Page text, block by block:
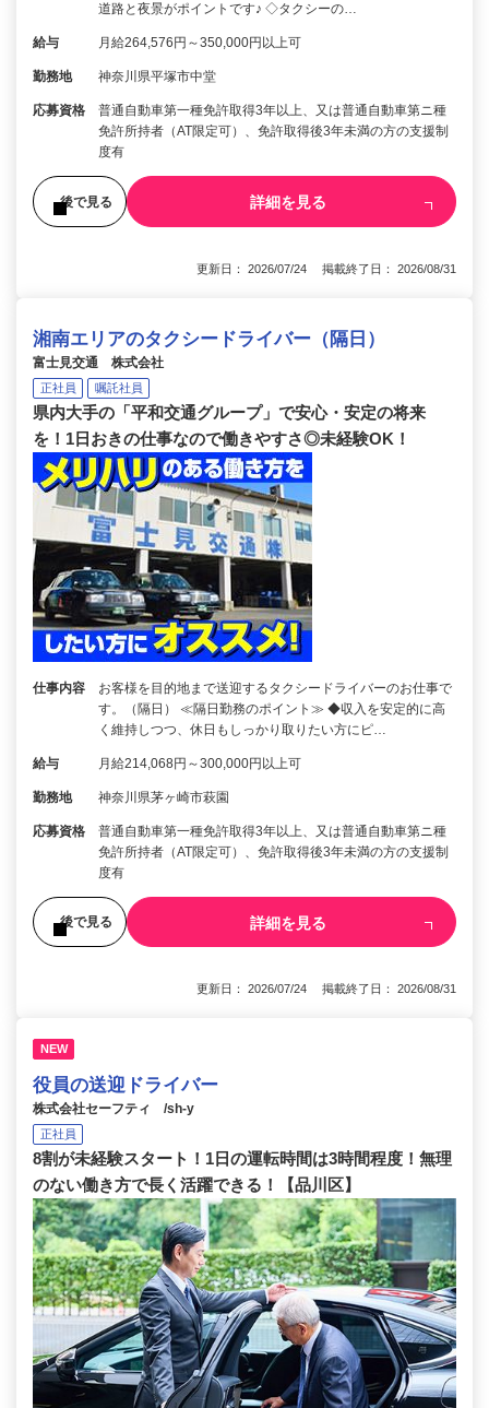
道路と夜景がポイントです♪ ◇タクシーの…
給与 月給264,576円～350,000円以上可
勤務地 神奈川県平塚市中堂
応募資格
普通自動車第一種免許取得3年以上、又は普通自動車第ニ種
免許所持者（AT限定可）、免許取得後3年未満の方の支援制
度有
後で見る 詳細を見る
更新日： 2026/07/24 掲載終了日： 2026/08/31
湘南エリアのタクシードライバー（隔日）
富士見交通 株式会社
正社員 嘱託社員
県内大手の「平和交通グループ」で安心・安定の将来
を！1日おきの仕事なので働きやすさ◎未経験OK！
仕事内容
お客様を目的地まで送迎するタクシードライバーのお仕事で
す。（隔日） ≪隔日勤務のポイント≫ ◆収入を安定的に高
く維持しつつ、休日もしっかり取りたい方にピ…
給与 月給214,068円～300,000円以上可
勤務地 神奈川県茅ヶ崎市萩園
応募資格
普通自動車第一種免許取得3年以上、又は普通自動車第ニ種
免許所持者（AT限定可）、免許取得後3年未満の方の支援制
度有
後で見る 詳細を見る
更新日： 2026/07/24 掲載終了日： 2026/08/31
NEW
役員の送迎ドライバー
株式会社セーフティ /sh-y
正社員
8割が未経験スタート！1日の運転時間は3時間程度！無理
のない働き方で長く活躍できる！【品川区】